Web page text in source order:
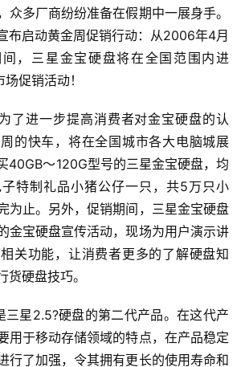
众多厂商纷纷准备在假期中一展身手。
布启动黄金周促销行动：从2006年4月
，三星金宝硬盘将在全国范围内进
进一步提高消费者对金宝硬盘的认
的快车，将在全国城市各大电脑城展
40GB～120G型号的三星金宝硬盘，均
特制礼品小猪公仔一只，共5万只小
为止。另外，促销期间，三星金宝硬盘
金宝硬盘宣传活动，现场为用户演示讲
关功能，让消费者更多的了解硬盘知
星2.5?硬盘的第二代产品。在这代产
用于移动存储领域的特点，在产品稳定
行了加强，令其拥有更长的使用寿命和